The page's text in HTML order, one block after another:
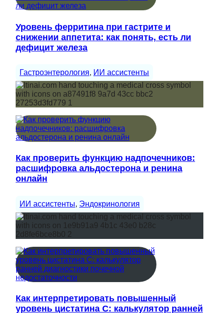
Уровень ферритина при гастрите и
снижении аппетита: как понять, есть ли
дефицит железа
Гастроэнтерология, ИИ ассистенты
Как проверить функцию надпочечников:
расшифровка альдостерона и ренина
онлайн
ИИ ассистенты, Эндокринология
Как интерпретировать повышенный
уровень цистатина С: калькулятор ранней